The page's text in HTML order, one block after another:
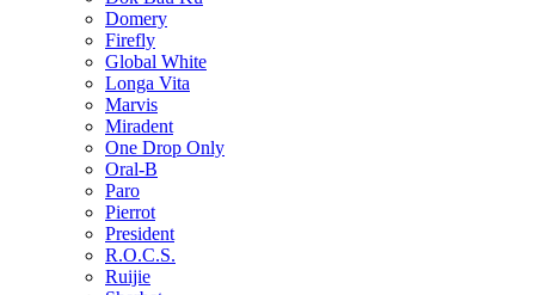
Domery
Firefly
Global White
Longa Vita
Marvis
Miradent
One Drop Only
Oral-B
Paro
Pierrot
President
R.O.C.S.
Ruijie